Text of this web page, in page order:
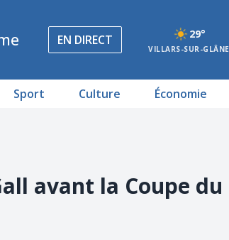
EN DIRECT 29°
VILLARS-SUR-GLÂNE
Sport Culture Économie
avant la Coupe du